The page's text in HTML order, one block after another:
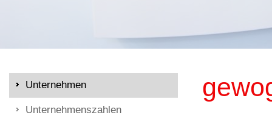
Unternehmen
Unternehmenszahlen